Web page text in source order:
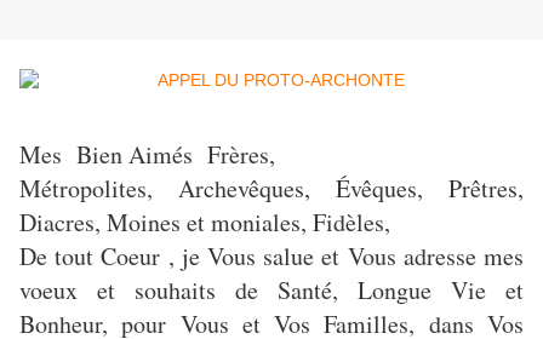
Mes Bien Aimés Frères,
Métropolites, Archevêques, Évêques, Prêtres,
Diacres, Moines et moniales, Fidèles,
De tout Coeur , je Vous salue et Vous adresse mes
voeux et souhaits de Santé, Longue Vie et
Bonheur, pour Vous et Vos Familles, dans Vos